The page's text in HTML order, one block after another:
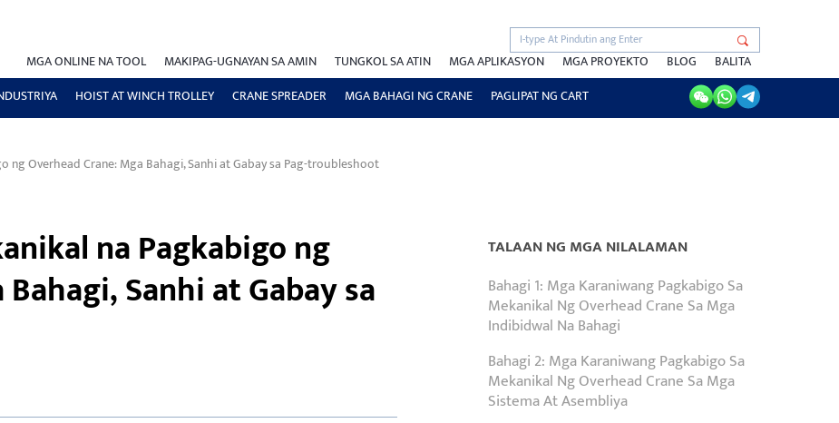
MGA ONLINE NA TOOL MAKIPAG-UGNAYAN SA AMIN TUNGKOL SA ATIN MGA APLIKASYON MGA PROYEKTO BLOG
BALITA
HOIST AT WINCH TROLLEY CRANE SPREADER MGA BAHAGI NG CRANE PAGLIPAT NG CART
ng Overhead Crane: Mga Bahagi, Sanhi at Gabay sa Pag-troubleshoot
na Pagkabigo ng
Sanhi at Gabay sa
TALAAN NG MGA NILALAMAN
Bahagi 1: Mga Karaniwang Pagkabigo Sa
Mekanikal Ng Overhead Crane Sa Mga
Indibidwal Na Bahagi
Bahagi 2: Mga Karaniwang Pagkabigo Sa
Mekanikal Ng Overhead Crane Sa Mga
Sistema At Asembliya